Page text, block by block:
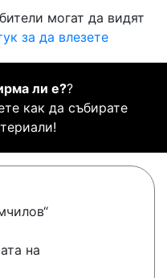
могат да видят
за да влезете
ли е??
как да събирате
на